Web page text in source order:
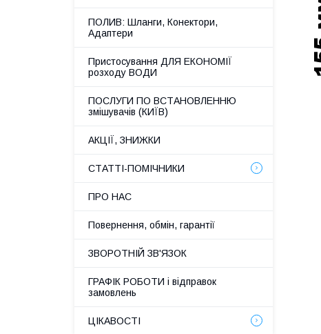
ПОЛИВ: Шланги, Конектори,
Адаптери
Пристосування ДЛЯ ЕКОНОМІЇ
розходу ВОДИ
ПОСЛУГИ ПО ВСТАНОВЛЕННЮ
змішувачів (КИЇВ)
АКЦІЇ, ЗНИЖКИ
СТАТТІ-ПОМІЧНИКИ
ПРО НАС
Повернення, обмін, гарантії
ЗВОРОТНІЙ ЗВ'ЯЗОК
ГРАФІК РОБОТИ і відправок
замовлень
ЦІКАВОСТІ